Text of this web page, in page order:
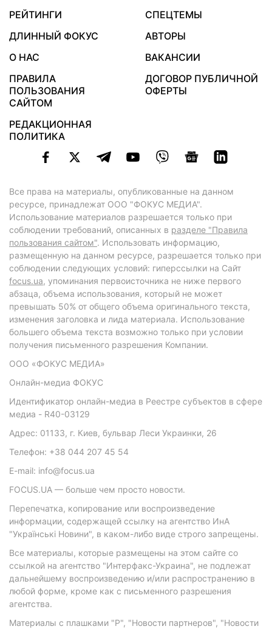
РЕЙТИНГИ
СПЕЦТЕМЫ
ДЛИННЫЙ ФОКУС
АВТОРЫ
О НАС
ВАКАНСИИ
ПРАВИЛА
ПОЛЬЗОВАНИЯ
САЙТОМ
ДОГОВОР ПУБЛИЧНОЙ
ОФЕРТЫ
РЕДАКЦИОННАЯ
ПОЛИТИКА
Все права на материалы, опубликованные на данном
ресурсе, принадлежат ООО "ФОКУС МЕДИА".
Использование материалов разрешается только при
соблюдении требований, описанных в разделе "Правила
пользования сайтом". Использовать информацию,
размещенную на данном ресурсе, разрешается только при
соблюдении следующих условий: гиперссылки на Сайт
focus.ua, упоминания первоисточника не ниже первого
абзаца, объема использования, который не может
превышать 50% от общего объема оригинального текста,
изменения заголовка и лида материала. Использование
большего объема текста возможно только при условии
получения письменного разрешения Компании.
ООО «ФОКУС МЕДИА»
Онлайн-медиа ФОКУС
Идентификатор онлайн-медиа в Реестре субъектов в сфере
медиа - R40-03129
Адрес: 01133, г. Киев, бульвар Леси Украинки, 26
Телефон: +38 044 207 45 54
E-mail: info@focus.ua
FOCUS.UA — больше чем просто новости.
Перепечатка, копирование или воспроизведение
информации, содержащей ссылку на агентство ИнА
"Українські Новини", в каком-либо виде строго запрещены.
Все материалы, которые размещены на этом сайте со
ссылкой на агентство "Интерфакс-Украина", не подлежат
дальнейшему воспроизведению и/или распространению в
любой форме, кроме как с письменного разрешения
агентства.
Материалы с плашками "Р", "Новости партнеров", "Новости